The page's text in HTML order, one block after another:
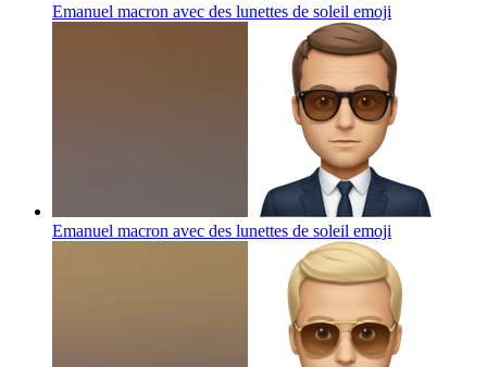
Emanuel macron avec des lunettes de soleil emoji
Emanuel macron avec des lunettes de soleil emoji